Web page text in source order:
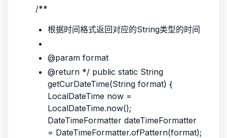
/**
根据时间格式返回对应的String类型的时间
@param format
@return */ public static String
getCurDateTime(String format) {
LocalDateTime now =
LocalDateTime.now();
DateTimeFormatter dateTimeFormatter
= DateTimeFormatter.ofPattern(format);